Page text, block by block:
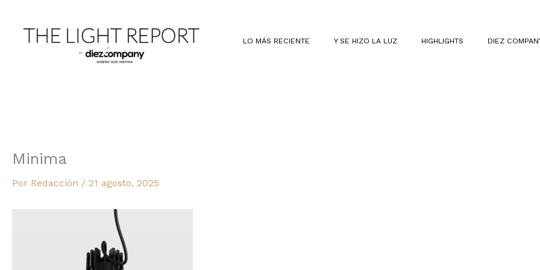
contenido
LO MÁS RECIENTE Y SE HIZO LA LUZ HIGHLIGHTS DIEZ
Minima
Por Redacción / 21 agosto, 2025